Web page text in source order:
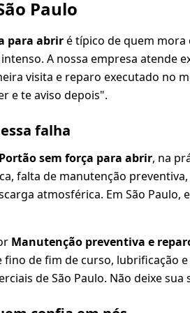
Paulo
para abriré típico de quem mora
A nossa empresa atende
visita e reparo executado no
e te aviso depois".
falha
sem força para abrir, na
falta de manutenção
atmosférica. Em São
Manutenção preventiva e
fino de fim de curso, lubrificação
de São Paulo. Não deixe